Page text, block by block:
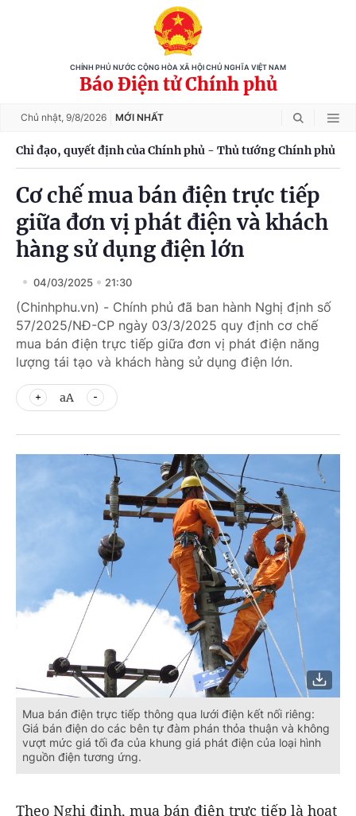
CHÍNH PHỦ NƯỚC CỘNG HÒA XÃ HỘI CHỦ NGHĨA VIỆT NAM
Báo Điện tử Chính phủ
Chủ nhật, 9/8/2026 MỚI NHẤT
Chỉ đạo, quyết định của Chính phủ - Thủ tướng Chính phủ
Cơ chế mua bán điện trực tiếp
giữa đơn vị phát điện và khách
hàng sử dụng điện lớn
04/03/2025 21:30
(Chinhphu.vn) - Chính phủ đã ban hành Nghị định số
57/2025/NĐ-CP ngày 03/3/2025 quy định cơ chế
mua bán điện trực tiếp giữa đơn vị phát điện năng
lượng tái tạo và khách hàng sử dụng điện lớn.
aA
Mua bán điện trực tiếp thông qua lưới điện kết nối riêng:
Giá bán điện do các bên tự đàm phán thỏa thuận và không
vượt mức giá tối đa của khung giá phát điện của loại hình
nguồn điện tương ứng.
Theo Nghị định, mua bán điện trực tiếp là hoạt